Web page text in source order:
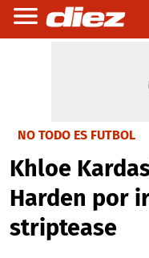
NO TODO ES FUTBOL
Khloe
Harden por
striptease